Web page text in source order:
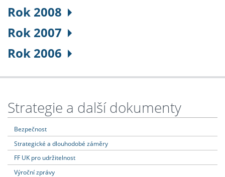
Rok 2008
Rok 2007
Rok 2006
Strategie a další dokumenty
Bezpečnost
Strategické a dlouhodobé záměry
FF UK pro udržitelnost
Výroční zprávy